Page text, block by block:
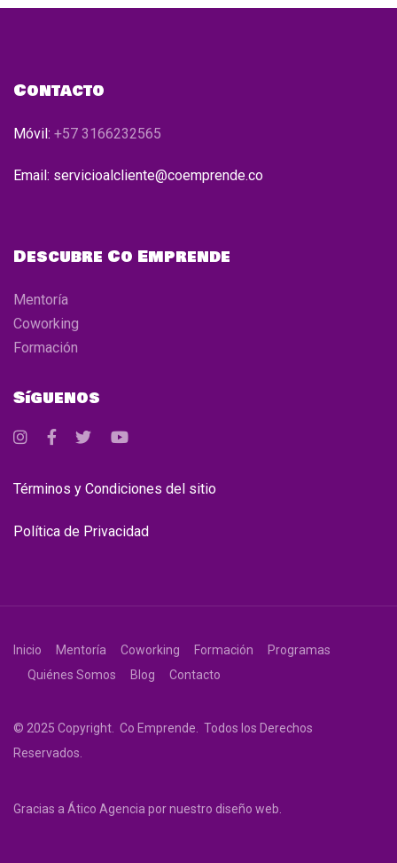
Contacto
Móvil: +57 3166232565
Email: servicioalcliente@coemprende.co
Descubre Co Emprende
Mentoría
Coworking
Formación
Síguenos
Términos y Condiciones del sitio
Política de Privacidad
Inicio Mentoría Coworking Formación
Programas
Quiénes Somos
Blog Contacto
© 2025 Copyright. Co Emprende. Todos los Derechos
Reservados.
Gracias a Ático Agencia por nuestro diseño web.